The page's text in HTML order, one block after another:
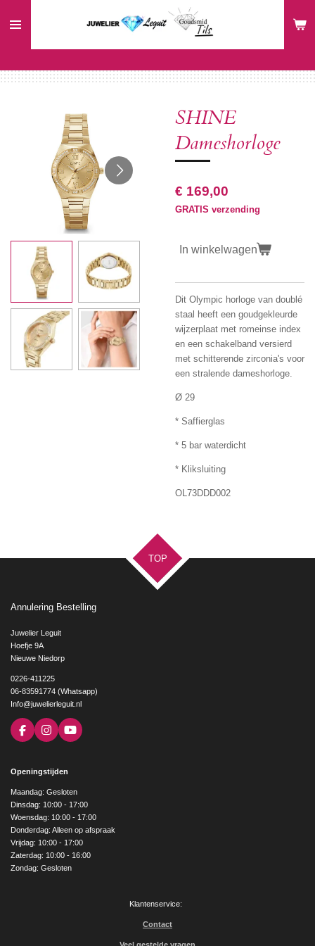
direct
hoofdinhoud
SHINE
Dameshorloge
€ 169,00
GRATIS verzending
In winkelwagen
Dit Olympic horloge van doublé
staal heeft een goudgekleurde
wijzerplaat met romeinse index
en een schakelband versierd
met schitterende zirconia's voor
een stralende dameshorloge.
Ø 29
* Saffierglas
* 5 bar waterdicht
* Kliksluiting
OL73DDD002
TOP
Annulering Bestelling
Juwelier Leguit
Hoefje 9A
Nieuwe Niedorp
0226-411225
06-83591774 (Whatsapp)
Info@juwelierleguit.nl
F
a
b
o
k
I
n
a
g
r
a
m
Y
o
e
Openingstijden
Maandag: Gesloten
Dinsdag: 10:00 - 17:00
Woensdag: 10:00 - 17:00
Donderdag: Alleen op afspraak
Vrijdag: 10:00 - 17:00
Zaterdag: 10:00 - 16:00
Zondag: Gesloten
Klantenservice:
Contact